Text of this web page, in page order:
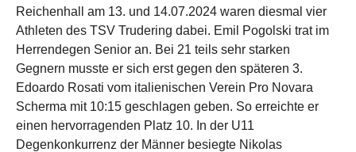
Reichenhall am 13. und 14.07.2024 waren diesmal vier
Athleten des TSV Trudering dabei. Emil Pogolski trat im
Herrendegen Senior an. Bei 21 teils sehr starken
Gegnern musste er sich erst gegen den späteren 3.
Edoardo Rosati vom italienischen Verein Pro Novara
Scherma mit 10:15 geschlagen geben. So erreichte er
einen hervorragenden Platz 10. In der U11
Degenkonkurrenz der Männer besiegte Nikolas